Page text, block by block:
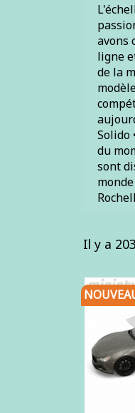
avons
ligne
de la
Solido
du
sont
Il y a